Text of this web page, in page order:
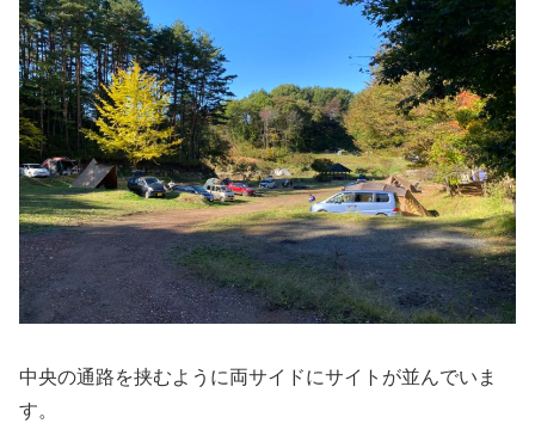
中央の通路を挟むように両サイドにサイトが並んでいま
す。